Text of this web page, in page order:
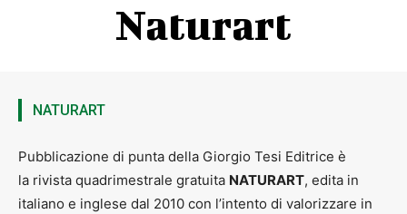
Naturart
NATURART
Pubblicazione di punta della Giorgio Tesi Editrice è
la rivista quadrimestrale gratuita NATURART, edita in
italiano e inglese dal 2010 con l’intento di valorizzare in